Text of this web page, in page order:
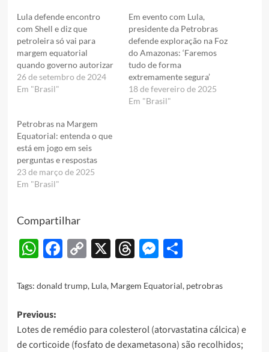
Lula defende encontro
com Shell e diz que
petroleira só vai para
margem equatorial
quando governo autorizar
26 de setembro de 2024
Em "Brasil"
Em evento com Lula,
presidente da Petrobras
defende exploração na Foz
do Amazonas: ‘Faremos
tudo de forma
extremamente segura’
18 de fevereiro de 2025
Em "Brasil"
Petrobras na Margem
Equatorial: entenda o que
está em jogo em seis
perguntas e respostas
23 de março de 2025
Em "Brasil"
Compartilhar
WhatsApp
Facebook
Copy
X Threads
Messenger
Share
Tags: donald trump, Lula, Margem Equatorial, petrobras
Post
navigation
Previous:
Lotes de remédio para colesterol (atorvastatina cálcica) e
de corticoide (fosfato de dexametasona) são recolhidos;